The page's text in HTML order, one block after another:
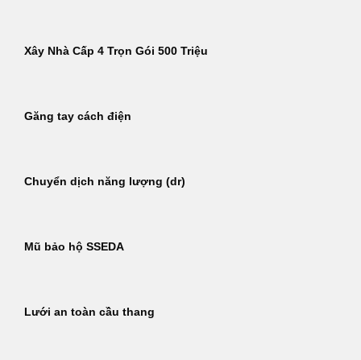
Xây Nhà Cấp 4 Trọn Gói 500 Triệu
Găng tay cách điện
Chuyển dịch năng lượng (dr)
Mũ bảo hộ SSEDA
Lưới an toàn cầu thang